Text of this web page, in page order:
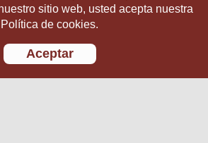
sitio web, usted acepta nuestra
Política de cookies.
Aceptar